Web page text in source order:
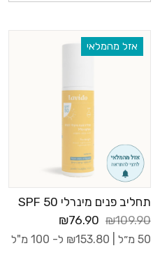
אזל מהמלאי
תחליב פנים מינרלי SPF 50
₪109.90
₪76.90
50 מ״ל | ₪153.80 ל- 100 מ"ל